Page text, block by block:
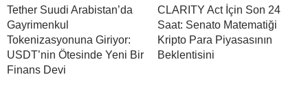
Tether Suudi Arabistan’da
Gayrimenkul
Tokenizasyonuna Giriyor:
USDT’nin Ötesinde Yeni Bir
Finans Devi
CLARITY Act İçin Son 24
Saat: Senato Matematiği
Kripto Para Piyasasının
Beklentisini